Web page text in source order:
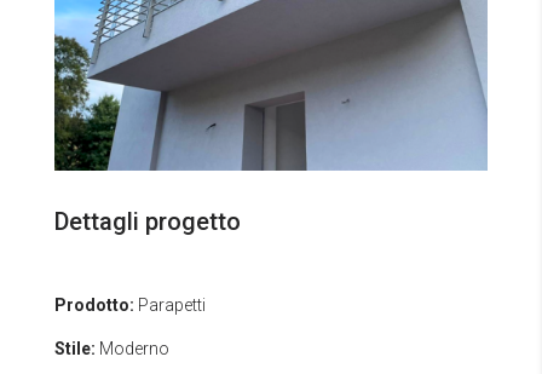
Dettagli progetto
Prodotto: Parapetti
Stile: Moderno